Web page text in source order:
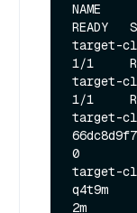
NAME
READY
target-
1/1
target-
1/1
target-
0
target-
q4t9m